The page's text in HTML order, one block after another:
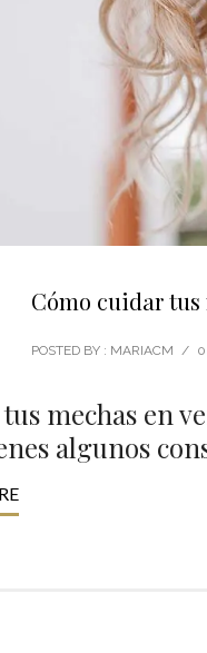
Cómo cuidar tus
POSTED BY : MARIACM /
mechas en
algunos